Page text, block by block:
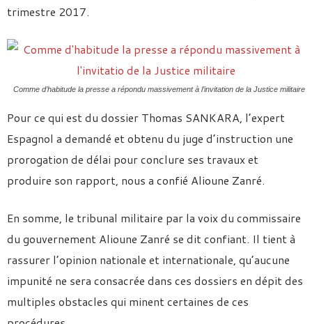
trimestre 2017.
Comme d’habitude la presse a répondu massivement à l’invitation de la Justice militaire
Pour ce qui est du dossier Thomas SANKARA, l’expert
Espagnol a demandé et obtenu du juge d’instruction une
prorogation de délai pour conclure ses travaux et
produire son rapport, nous a confié Alioune Zanré.
En somme, le tribunal militaire par la voix du commissaire
du gouvernement Alioune Zanré se dit confiant. Il tient à
rassurer l’opinion nationale et internationale, qu’aucune
impunité ne sera consacrée dans ces dossiers en dépit des
multiples obstacles qui minent certaines de ces